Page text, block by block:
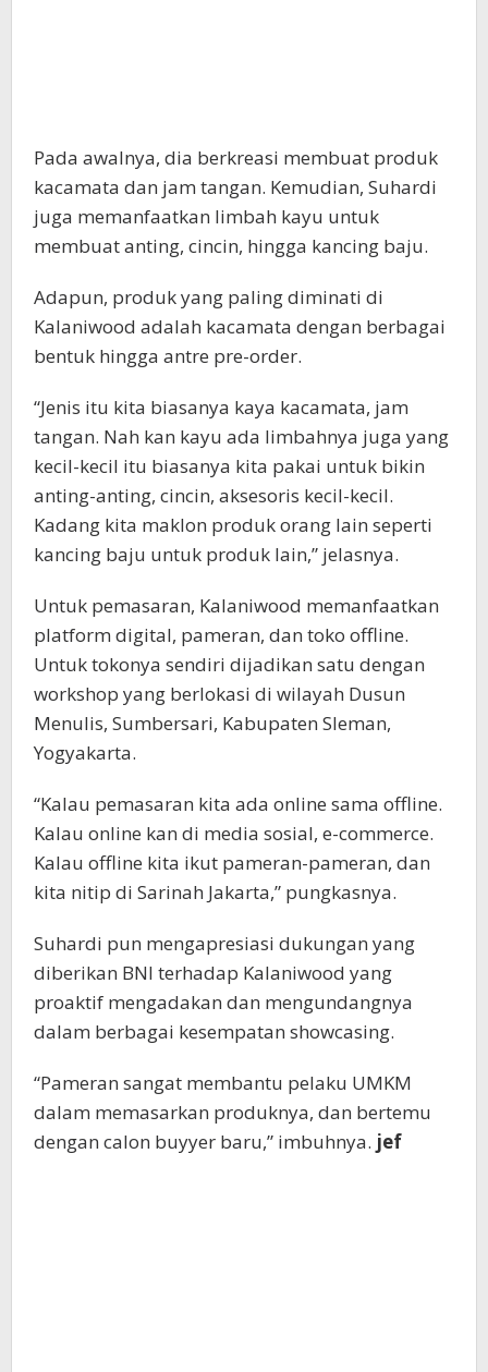
Pada awalnya, dia berkreasi membuat produk
kacamata dan jam tangan. Kemudian, Suhardi
juga memanfaatkan limbah kayu untuk
membuat anting, cincin, hingga kancing baju.
Adapun, produk yang paling diminati di
Kalaniwood adalah kacamata dengan berbagai
bentuk hingga antre pre-order.
“Jenis itu kita biasanya kaya kacamata, jam
tangan. Nah kan kayu ada limbahnya juga yang
kecil-kecil itu biasanya kita pakai untuk bikin
anting-anting, cincin, aksesoris kecil-kecil.
Kadang kita maklon produk orang lain seperti
kancing baju untuk produk lain,” jelasnya.
Untuk pemasaran, Kalaniwood memanfaatkan
platform digital, pameran, dan toko offline.
Untuk tokonya sendiri dijadikan satu dengan
workshop yang berlokasi di wilayah Dusun
Menulis, Sumbersari, Kabupaten Sleman,
Yogyakarta.
“Kalau pemasaran kita ada online sama offline.
Kalau online kan di media sosial, e-commerce.
Kalau offline kita ikut pameran-pameran, dan
kita nitip di Sarinah Jakarta,” pungkasnya.
Suhardi pun mengapresiasi dukungan yang
diberikan BNI terhadap Kalaniwood yang
proaktif mengadakan dan mengundangnya
dalam berbagai kesempatan showcasing.
“Pameran sangat membantu pelaku UMKM
dalam memasarkan produknya, dan bertemu
dengan calon buyyer baru,” imbuhnya. jef